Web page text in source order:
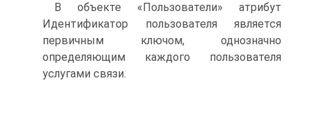
В объекте «Пользователи» атрибут
Идентификатор пользователя является
первичным ключом, однозначно
определяющим каждого пользователя
услугами связи.